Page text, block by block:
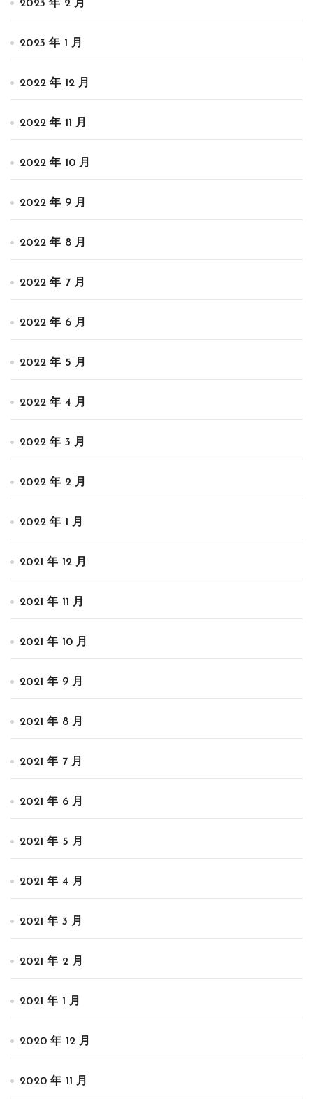
2023 年 2 月
2023 年 1 月
2022 年 12 月
2022 年 11 月
2022 年 10 月
2022 年 9 月
2022 年 8 月
2022 年 7 月
2022 年 6 月
2022 年 5 月
2022 年 4 月
2022 年 3 月
2022 年 2 月
2022 年 1 月
2021 年 12 月
2021 年 11 月
2021 年 10 月
2021 年 9 月
2021 年 8 月
2021 年 7 月
2021 年 6 月
2021 年 5 月
2021 年 4 月
2021 年 3 月
2021 年 2 月
2021 年 1 月
2020 年 12 月
2020 年 11 月